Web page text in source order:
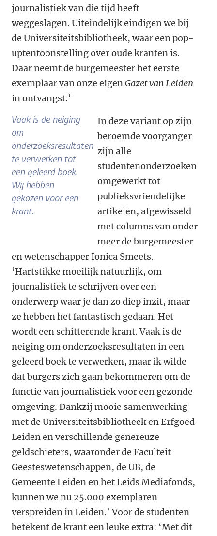
journalistiek van die tijd heeft
weggeslagen. Uiteindelijk eindigen we bij
de Universiteitsbibliotheek, waar een pop-
uptentoonstelling over oude kranten is.
Daar neemt de burgemeester het eerste
exemplaar van onze eigenGazet van Leiden
in ontvangst.’
Vaak is de neiging
om
onderzoeksresultaten
te verwerken tot
een geleerd boek.
Wij hebben
gekozen voor een
krant.
In deze variant op zijn
beroemde voorganger
zijn alle
studentenonderzoeken
omgewerkt tot
publieksvriendelijke
artikelen, afgewisseld
met columns van onder
meer de burgemeester
en wetenschapper Ionica Smeets.
‘Hartstikke moeilijk natuurlijk, om
journalistiek te schrijven over een
onderwerp waar je dan zo diep inzit, maar
ze hebben het fantastisch gedaan. Het
wordt een schitterende krant. Vaak is de
neiging om onderzoeksresultaten in een
geleerd boek te verwerken, maar ik wilde
dat burgers zich gaan bekommeren om de
functie van journalistiek voor een gezonde
omgeving. Dankzij mooie samenwerking
met de Universiteitsbibliotheek en Erfgoed
Leiden en verschillende genereuze
geldschieters, waaronder de Faculteit
Geesteswetenschappen, de UB, de
Gemeente Leiden en het Leids Mediafonds,
kunnen we nu 25.000 exemplaren
verspreiden in Leiden.’ Voor de studenten
betekent de krant een leuke extra: ‘Met dit